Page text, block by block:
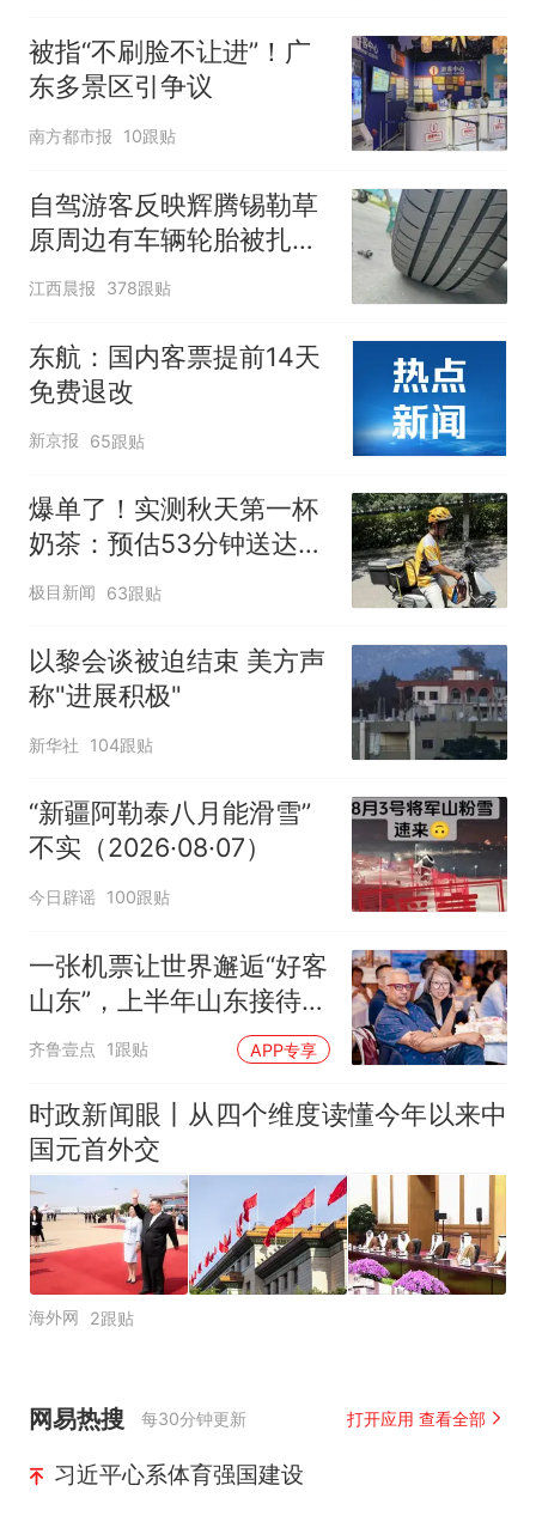
被指“不刷脸不让进”！广
东多景区引争议
南方都市报 10跟贴
自驾游客反映辉腾锡勒草
原周边有车辆轮胎被扎，
修理店铺换胎价格高达千
江西晨报 378跟贴
东航：国内客票提前14天
免费退改
新京报 65跟贴
爆单了！实测秋天第一杯
奶茶：预估53分钟送达，
实际耗时92分钟
极目新闻 63跟贴
以黎会谈被迫结束 美方声
称"进展积极"
新华社 104跟贴
“新疆阿勒泰八月能滑雪”
不实（2026·08·07）
今日辟谣 100跟贴
一张机票让世界邂逅“好客
山东”，上半年山东接待入
境游客增长44.2%
齐鲁壹点 1跟贴 APP专享
时政新闻眼丨从四个维度读懂今年以来中
国元首外交
海外网 2跟贴
网易热搜 每30分钟更新 打开应用 查看全部
习近平心系体育强国建设